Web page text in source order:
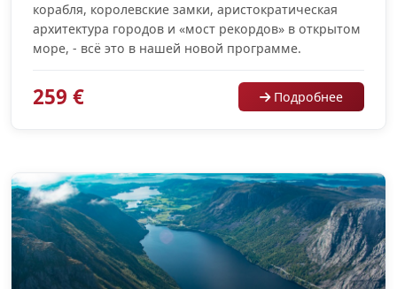
корабля, королевские замки, аристократическая
архитектура городов и «мост рекордов» в открытом
море, - всё это в нашей новой программе.
259 € Подробнее